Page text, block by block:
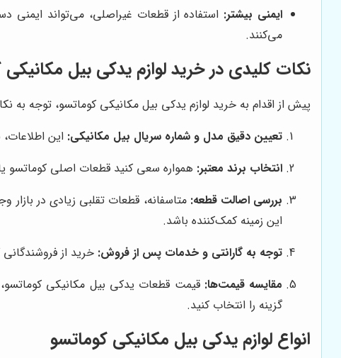
ایمنی بیشتر: استفاده از قطعات غیراصلی، می‌تواند ایمنی
می‌کنند.
نکات کلیدی در خرید لوازم یدکی بیل
پیش از اقدام به خرید لوازم یدکی بیل مکانیکی کوماتسو، توجه به
تعیین دقیق مدل و شماره سریال بیل مکانیکی: این
انتخاب برند معتبر: همواره سعی کنید قطعات اصلی کوماتسو یا
بررسی اصالت قطعه: متاسفانه، قطعات تقلبی زیادی در
این زمینه کمک‌کننده باشد.
توجه به گارانتی و خدمات پس از فروش: خرید از
مقایسه قیمت‌ها: قیمت قطعات یدکی بیل مکانیکی
گزینه را انتخاب کنید.
انواع لوازم یدکی بیل مکانیکی کوماتسو